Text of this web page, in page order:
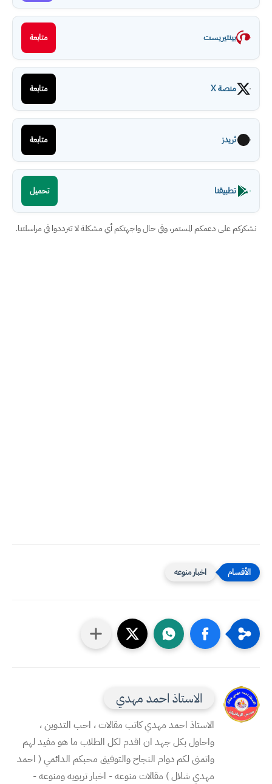
بينتيريست متابعة
منصة X متابعة
ثريدز متابعة
تطبيقنا تحميل
نشكركم على دعمكم المستمر، وفي حال واجهتكم أي مشكلة لا تترددوا في مراسلتنا.
اخبار منوعه
الاستاذ احمد مهدي
الاستاذ احمد مهدي كاتب مقالات ، احب التدوين ،
واحاول بكل جهد ان اقدم لكل الطلاب ما هو مفيد لهم
واتمنى لكم دوام النجاح والتوفيق محبكم الدائمي ( احمد
مهدي شلال ) مقالات منوعه - اخبار تربويه ومنوعه -